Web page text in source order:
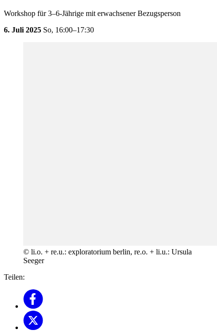
Workshop für 3–6-Jährige mit erwachsener Bezugsperson
6. Juli 2025 So, 16:00–17:30
© li.o. + re.u.: exploratorium berlin, re.o. + li.u.: Ursula
Seeger
Teilen: